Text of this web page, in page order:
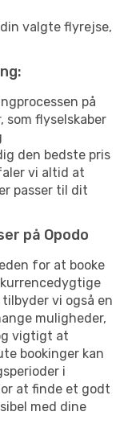
valgte flyrejse,
på
som flyselskaber
den bedste pris
vi altid at
passer til dit
på Opodo
for at booke
vi også en
muligheder,
vigtigt at
bookinger kan
i
at finde et godt
med dine